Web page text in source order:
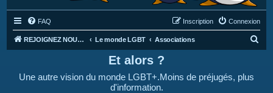
FAQ Connexion
Inscription
REJOIGNEZ NOUS SUR DISCORD : https://discord.gg/4C2Bvub Le monde LGBT Associations
Et alors ?
Une autre vision du monde LGBT+.Moins de préjugés, plus
d'information.